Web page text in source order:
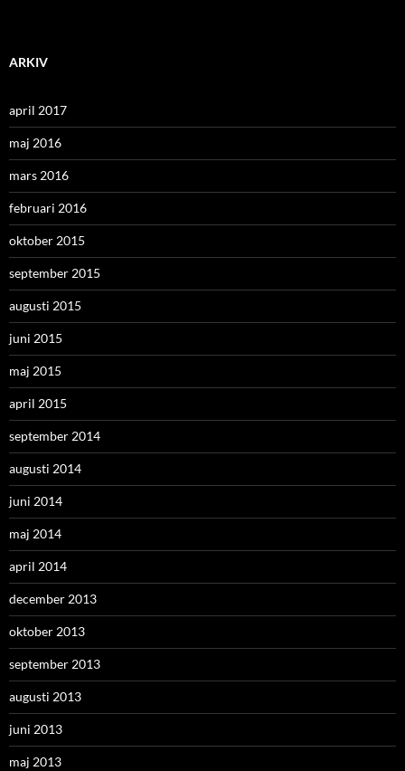
ARKIV
april 2017
maj 2016
mars 2016
februari 2016
oktober 2015
september 2015
augusti 2015
juni 2015
maj 2015
april 2015
september 2014
augusti 2014
juni 2014
maj 2014
april 2014
december 2013
oktober 2013
september 2013
augusti 2013
juni 2013
maj 2013